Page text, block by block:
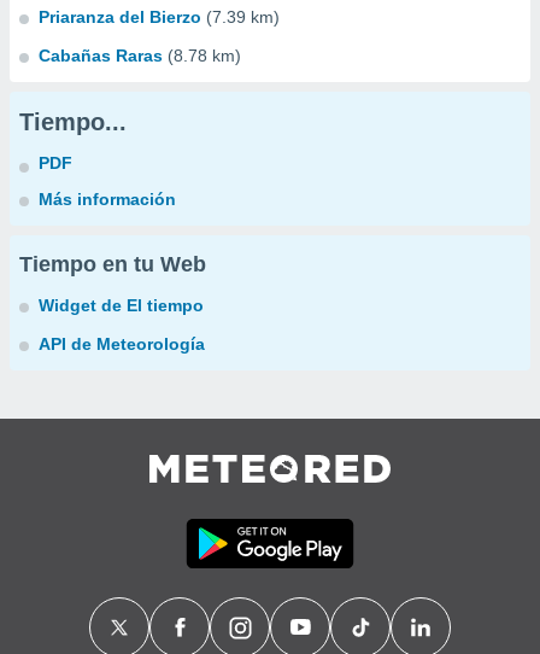
Priaranza del Bierzo (7.39 km)
Cabañas Raras (8.78 km)
Tiempo...
PDF
Más información
Tiempo en tu Web
Widget de El tiempo
API de Meteorología